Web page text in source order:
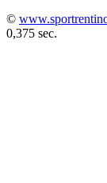
©
0,375 sec.